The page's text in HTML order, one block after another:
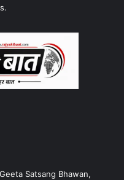
Satsang Bhawan,